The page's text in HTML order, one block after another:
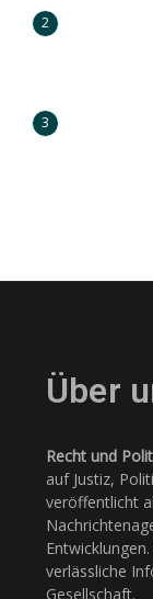
2
3
Über
Recht und
auf Justiz,
veröffentlicht
verlässliche
Gesellschaft.